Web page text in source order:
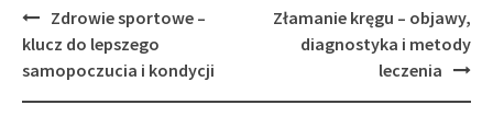
Post
navigation
Zdrowie sportowe –
klucz do lepszego
samopoczucia i kondycji
Złamanie kręgu – objawy,
diagnostyka i metody
leczenia